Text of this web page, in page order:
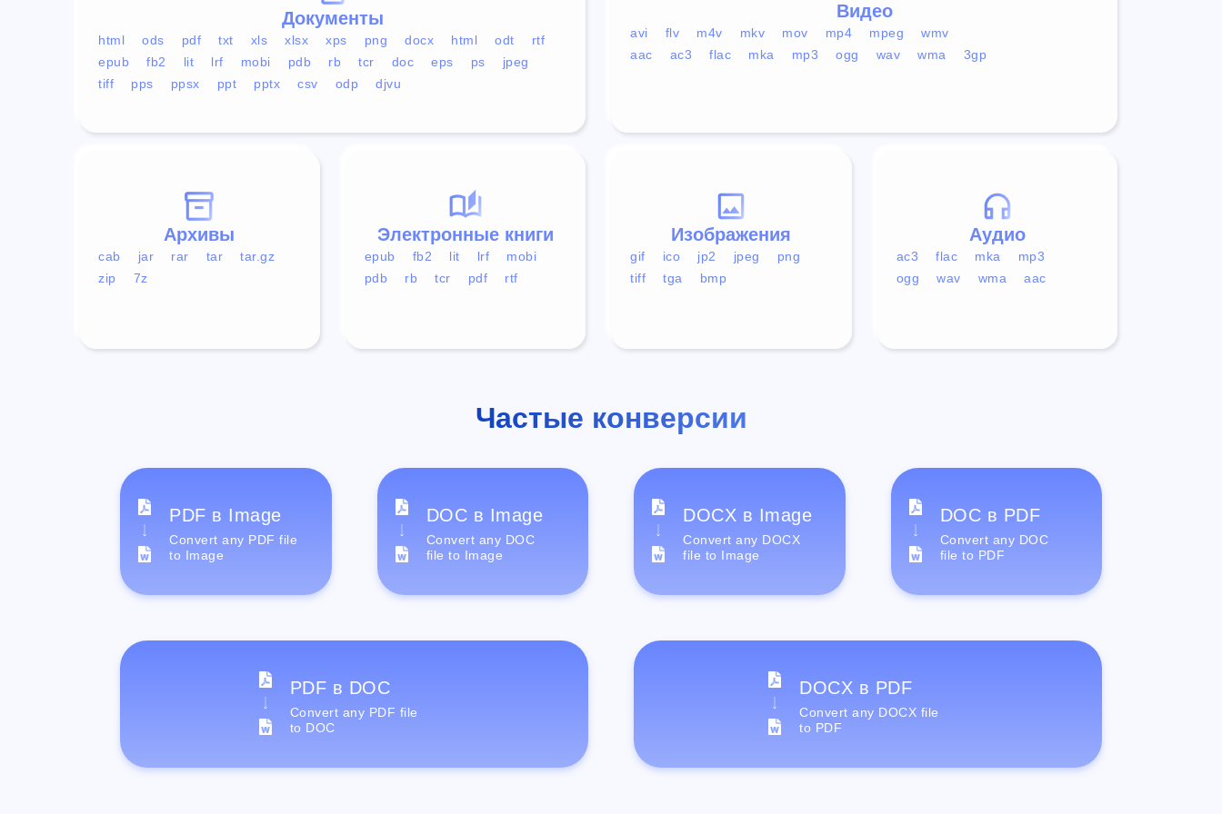
Документы
html ods pdf txt xls xlsx xps png docx html odt
rtf
epub
fb2 lit lrf mobi pdb rb tcr doc eps ps
jpeg
tiff
pps ppsx ppt pptx csv odp djvu
Видео
avi flv m4v mkv mov mp4 mpeg
wmv
aac
ac3 flac mka mp3 ogg wav wma 3gp
Аудио
ac3 flac mka
mp3
ogg
wav wma aac
Изображения
gif ico jp2 jpeg
png
tiff
tga bmp
Электронные книги
epub fb2 lit lrf
mobi
pdb
rb tcr pdf rtf
Архивы
cab jar rar tar
tar.gz
zip
7z
Частые конверсии
PDF в Image
Convert any PDF file
to Image
DOC в Image
Convert any DOC
file to Image
DOCX в Image
Convert any DOCX
file to Image
DOC в PDF
Convert any DOC
file to PDF
PDF в DOC
Convert any PDF file
to DOC
DOCX в PDF
Convert any DOCX file
to PDF